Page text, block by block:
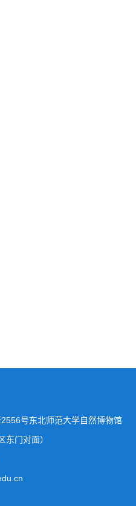
号东北师范大学自然博物馆
门对面）